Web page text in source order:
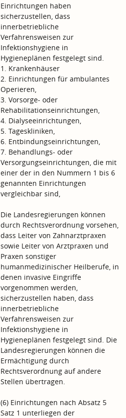
Einrichtungen haben
sicherzustellen, dass
innerbetriebliche
Verfahrensweisen zur
Infektionshygiene in
Hygieneplänen festgelegt sind.
1. Krankenhäuser
2. Einrichtungen für ambulantes
Operieren,
3. Vorsorge- oder
Rehabilitationseinrichtungen,
4. Dialyseeinrichtungen,
5. Tageskliniken,
6. Entbindungseinrichtungen,
7. Behandlungs- oder
Versorgungseinrichtungen, die mit
einer der in den Nummern 1 bis 6
genannten Einrichtungen
vergleichbar sind,
Die Landesregierungen können
durch Rechtsverordnung vorsehen,
dass Leiter von Zahnarztpraxen
sowie Leiter von Arztpraxen und
Praxen sonstiger
humanmedizinischer Heilberufe, in
denen invasive Eingriffe
vorgenommen werden,
sicherzustellen haben, dass
innerbetriebliche
Verfahrensweisen zur
Infektionshygiene in
Hygieneplänen festgelegt sind. Die
Landesregierungen können die
Ermächtigung durch
Rechtsverordnung auf andere
Stellen übertragen.
(6) Einrichtungen nach Absatz 5
Satz 1 unterliegen der